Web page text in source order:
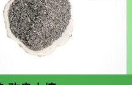
食品级可回收包装盒
工艺品运输安全，又避免使
对于易碎工艺品，
数运输场景需求。
品配备